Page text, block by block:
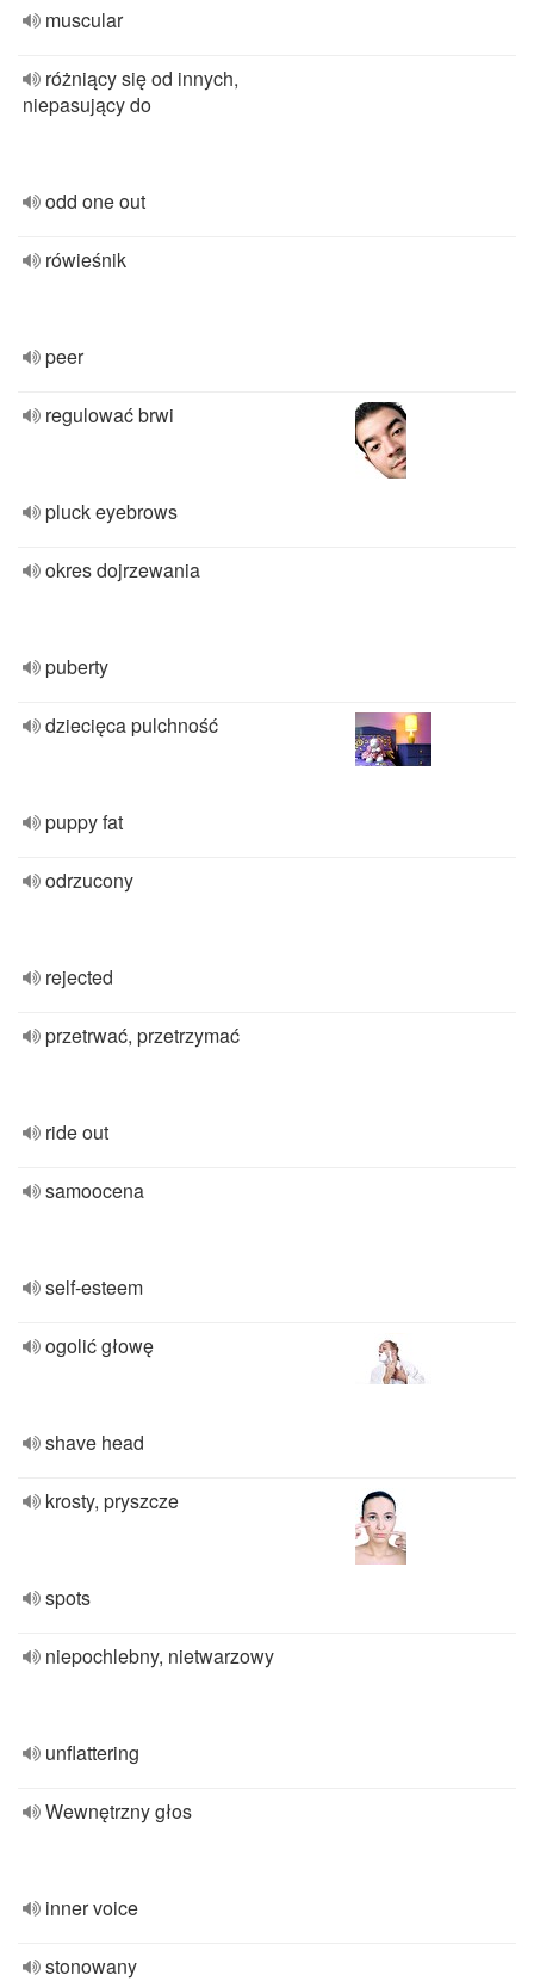
muscular
różniący się od innych,
niepasujący do
odd one out
rówieśnik
peer
regulować brwi
pluck eyebrows
okres dojrzewania
puberty
dziecięca pulchność
puppy fat
odrzucony
rejected
przetrwać, przetrzymać
ride out
samoocena
self-esteem
ogolić głowę
shave head
krosty, pryszcze
spots
niepochlebny, nietwarzowy
unflattering
Wewnętrzny głos
inner voice
stonowany